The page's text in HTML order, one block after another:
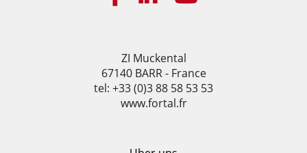
ZI Muckental
67140 BARR - France
tel: +33 (0)3 88 58 53 53
www.fortal.fr